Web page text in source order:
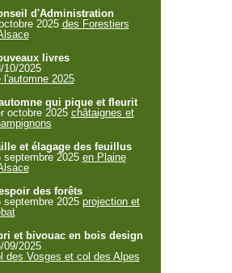
d'Administration
2025 des Forestiers
livres
10/2025
l'automne 2025
qui pique et fleurit
octobre 2025 châtaignes et
et élagage des feuillus
septembre 2025 en Plaine
des forêts
septembre 2025 projection et
et bivouac en bois design
09/2025
des Vosges et col des Alpes